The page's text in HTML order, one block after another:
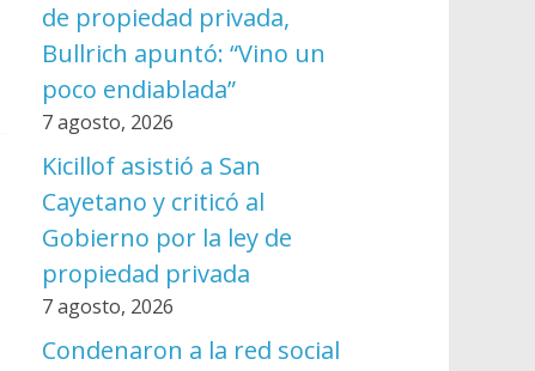
de propiedad privada,
Bullrich apuntó: “Vino un
poco endiablada”
7 agosto, 2026
Kicillof asistió a San
Cayetano y criticó al
Gobierno por la ley de
propiedad privada
7 agosto, 2026
Condenaron a la red social